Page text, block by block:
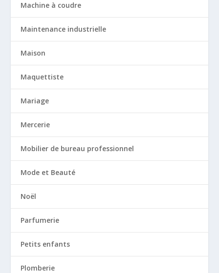
Machine à coudre
Maintenance industrielle
Maison
Maquettiste
Mariage
Mercerie
Mobilier de bureau professionnel
Mode et Beauté
Noël
Parfumerie
Petits enfants
Plomberie